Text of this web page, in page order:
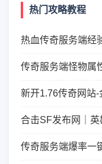
热门攻略教程
热血传奇服务端经
传奇服务端怪物属
新开1.76传奇网站-
合击SF发布网｜英
传奇服务端爆率一